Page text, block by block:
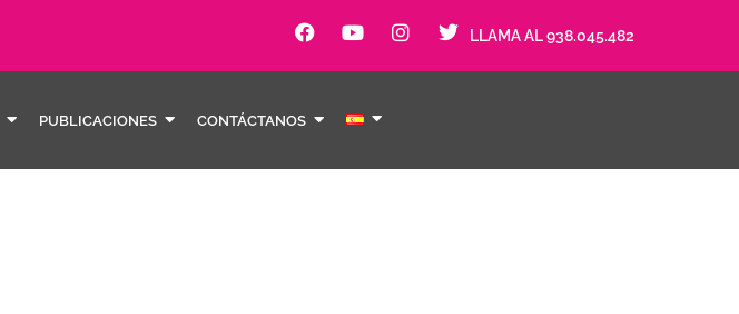
LLAMA AL 938.045.482
PUBLICACIONES CONTÁCTANOS